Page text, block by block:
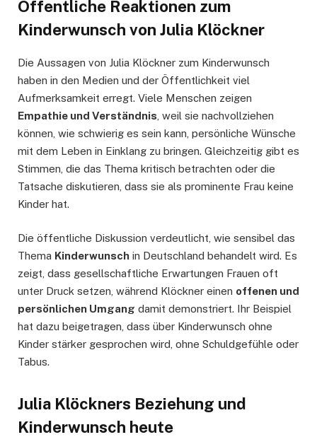
Öffentliche Reaktionen zum
Kinderwunsch von Julia Klöckner
Die Aussagen von Julia Klöckner zum Kinderwunsch
haben in den Medien und der Öffentlichkeit viel
Aufmerksamkeit erregt. Viele Menschen zeigen
Empathie und Verständnis , weil sie nachvollziehen
können, wie schwierig es sein kann, persönliche Wünsche
mit dem Leben in Einklang zu bringen. Gleichzeitig gibt es
Stimmen, die das Thema kritisch betrachten oder die
Tatsache diskutieren, dass sie als prominente Frau keine
Kinder hat.
Die öffentliche Diskussion verdeutlicht, wie sensibel das
Thema Kinderwunsch in Deutschland behandelt wird. Es
zeigt, dass gesellschaftliche Erwartungen Frauen oft
unter Druck setzen, während Klöckner einen offenen und
persönlichen Umgang damit demonstriert. Ihr Beispiel
hat dazu beigetragen, dass über Kinderwunsch ohne
Kinder stärker gesprochen wird, ohne Schuldgefühle oder
Tabus.
Julia Klöckners Beziehung und
Kinderwunsch heute